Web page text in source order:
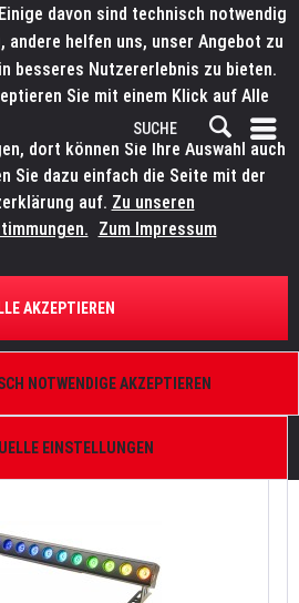
davon sind technisch notwendig
andere helfen uns, unser Angebot zu
besseres Nutzererlebnis zu bieten.
Sie mit einem Klick auf Alle
Informationen finden Sie in den
dort können Sie Ihre Auswahl auch
Sie dazu einfach die Seite mit der
auf. Zu unseren
Zum Impressum
EINSTELLUNGEN
NOTWENDIGE AKZEPTIEREN
AKZEPTIEREN